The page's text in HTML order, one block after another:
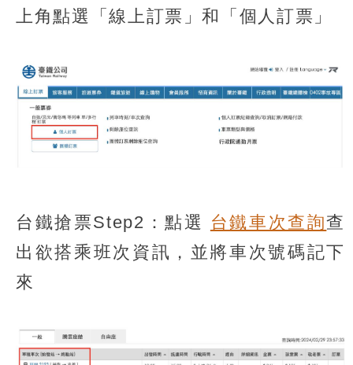
上角點選「線上訂票」和「個人訂票」
台鐵搶票Step2：點選 台鐵車次查詢查
出欲搭乘班次資訊，並將車次號碼記下
來